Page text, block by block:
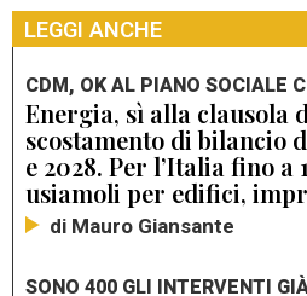
LEGGI ANCHE
CDM, OK AL PIANO SOCIALE
Energia, sì alla clausola
scostamento di bilancio
e 2028. Per l’Italia fino a
usiamoli per edifici,
di Mauro Giansante
SONO 400 GLI INTERVENTI